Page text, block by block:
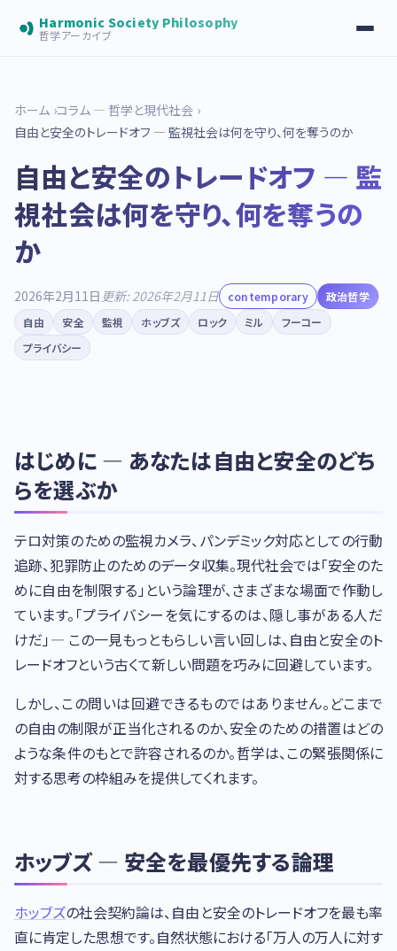
Harmonic Society Philosophy
哲学アーカイブ
ホーム コラム — 哲学と現代社会
自由と安全のトレードオフ — 監視社会は何を守り、何を奪うのか
自由と安全のトレードオフ — 監
視社会は何を守り、何を奪うの
か
2026年2月11日 更新: 2026年2月11日 contemporary
政治哲学
自由
安全 監視 ホッブズ ロック ミル
フーコー
プライバシー
はじめに — あなたは自由と安全のどち
らを選ぶか
テロ対策のための監視カメラ、パンデミック対応としての行動
追跡、犯罪防止のためのデータ収集。現代社会では「安全のた
めに自由を制限する」という論理が、さまざまな場面で作動し
ています。「プライバシーを気にするのは、隠し事がある人だ
けだ」— この一見もっともらしい言い回しは、自由と安全のト
レードオフという古くて新しい問題を巧みに回避しています。
しかし、この問いは回避できるものではありません。どこまで
の自由の制限が正当化されるのか、安全のための措置はどの
ような条件のもとで許容されるのか。哲学は、この緊張関係に
対する思考の枠組みを提供してくれます。
ホッブズ — 安全を最優先する論理
ホッブズの社会契約論は、自由と安全のトレードオフを最も率
直に肯定した思想です。自然状態における「万人の万人に対す